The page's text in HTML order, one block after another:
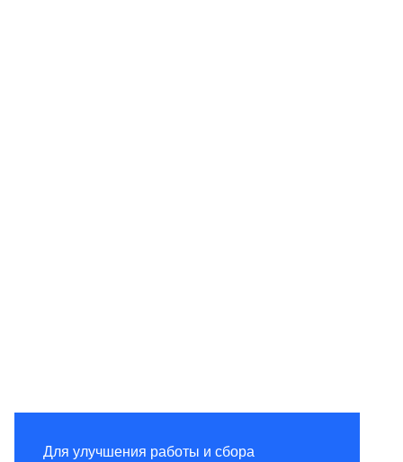
Для улучшения работы и сбора